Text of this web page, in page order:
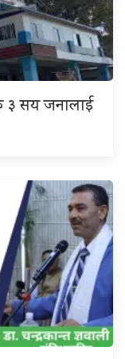
३ सय जनालाई